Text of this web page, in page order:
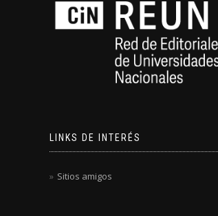
LINKS DE INTERÉS
Sitios amigos